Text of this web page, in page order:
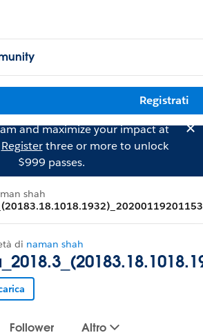
Registrati
and maximize your impact at
Registerthree or more to unlock
$999 passes.
shah
di naman shah
Follower Altro